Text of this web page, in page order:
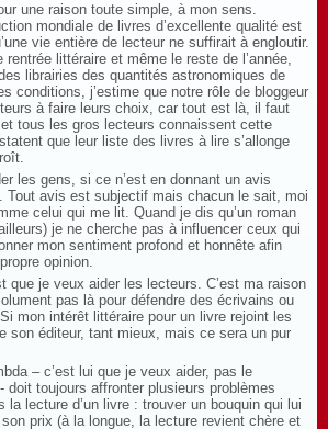
une raison toute simple, à mon sens.
mondiale de livres d’excellente qualité est
vie entière de lecteur ne suffirait à engloutir.
rentrée littéraire et même le reste de l’année,
librairies des quantités astronomiques de
conditions, j’estime que notre rôle de bloggeur
à faire leurs choix, car tout est là, il faut
tous les gros lecteurs connaissent cette
que leur liste des livres à lire s’allonge
les gens, si ce n’est en donnant un avis
Tout avis est subjectif mais chacun le sait, moi
celui qui me lit. Quand je dis qu’un roman
je ne cherche pas à influencer ceux qui
mon sentiment profond et honnête afin
opinion.
que je veux aider les lecteurs. C’est ma raison
pas là pour défendre des écrivains ou
mon intérêt littéraire pour un livre rejoint les
son éditeur, tant mieux, mais ce sera un pur
– c’est lui que je veux aider, pas le
doit toujours affronter plusieurs problèmes
la lecture d’un livre : trouver un bouquin qui lui
prix (à la longue, la lecture revient chère et